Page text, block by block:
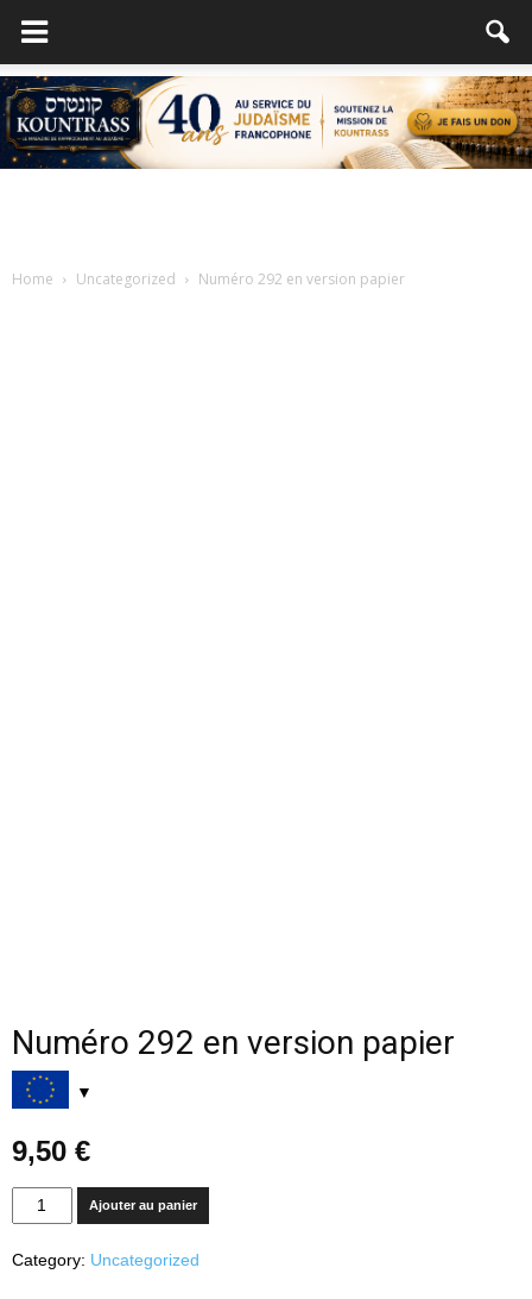
Home Uncategorized Numéro 292 en version papier
Numéro 292 en version papier
9,50 €
Quantity Ajouter au panier
Category: Uncategorized